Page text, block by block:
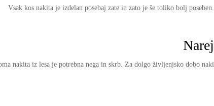
Vsak kos nakita je izdelan posebaj zate in zato je še toliko bolj
nakita iz lesa je potrebna nega in skrb. Za dolgo življenjsko dobo